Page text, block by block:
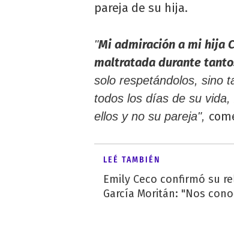
pareja de su hija.
"Mi admiración a mi hija
maltratada durante
solo respetándolos, sino
todos los días de su
ellos y no su pareja",
LEÉ TAMBIÉN
Emily Ceco confirmó su
García Moritán: "Nos